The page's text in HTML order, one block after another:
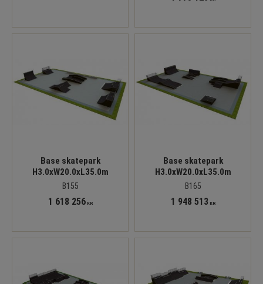
Base skatepark
H3.0xW20.0xL35.0m
B155
1 618 256KR
Base skatepark
H3.0xW20.0xL35.0m
B165
1 948 513 KR